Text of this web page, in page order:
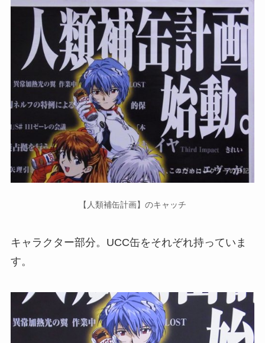
【人類補缶計画】のキャッチ
キャラクター部分。UCC缶をそれぞれ持っていま
す。